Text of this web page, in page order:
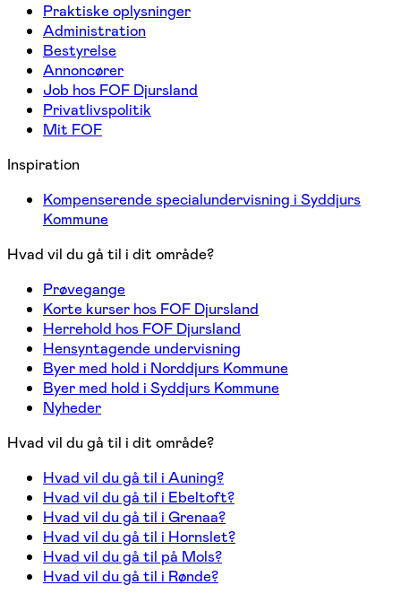
Praktiske oplysninger
Administration
Bestyrelse
Annoncører
Job hos FOF Djursland
Privatlivspolitik
Mit FOF
Inspiration
Kompenserende specialundervisning i Syddjurs
Kommune
Hvad vil du gå til i dit område?
Prøvegange
Korte kurser hos FOF Djursland
Herrehold hos FOF Djursland
Hensyntagende undervisning
Byer med hold i Norddjurs Kommune
Byer med hold i Syddjurs Kommune
Nyheder
Hvad vil du gå til i dit område?
Hvad vil du gå til i Auning?
Hvad vil du gå til i Ebeltoft?
Hvad vil du gå til i Grenaa?
Hvad vil du gå til i Hornslet?
Hvad vil du gå til på Mols?
Hvad vil du gå til i Rønde?